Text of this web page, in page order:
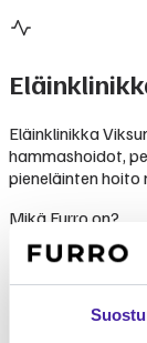
Eläinklinikka
hammashoidot,
pieneläinten hoito
Mikä Furro on?
Furro on